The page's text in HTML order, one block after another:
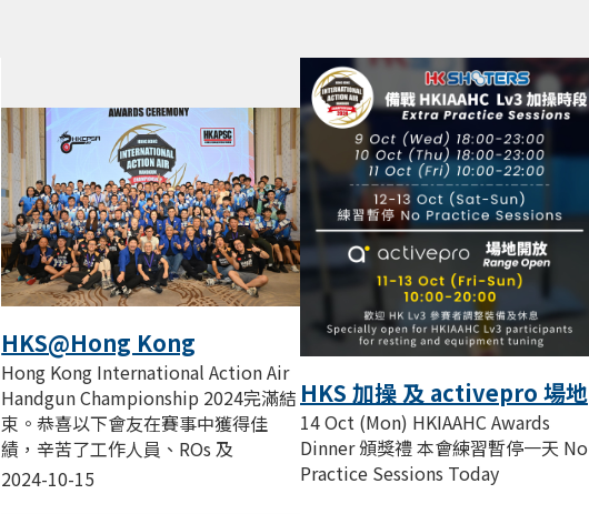
HKS@Hong Kong
International Action Air
Handgun Championship
2024
2024-10-15
Hong Kong International Action Air
Handgun Championship 2024完滿結
束。恭喜以下會友在賽事中獲得佳
績，辛苦了工作人員、ROs 及
Scorers！！！[[ Open...
HKS 加操 及 activepro 場地
開放
14 Oct (Mon) HKIAAHC Awards
Dinner 頒獎禮 本會練習暫停一天 No
Practice Sessions Today